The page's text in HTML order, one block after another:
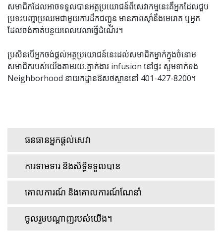
សមាជិកដែលអាចទទួលបានអត្ថប្រយោជន៍ពីសេវាកម្មនេះគឺអ្នកដែលជួប
ប្រទះបញ្ហាប្រឈមជាមួយការដឹកជញ្ជូន មានភាពស៊ាំនឹងមេរោគ ឬអ្នក
ដែលចង់កាត់បន្ថយពេលវេលាធ្វើដំណើរ។
ប្រសិនបើអ្នកចង់ផ្តល់អត្ថប្រយោជន៍នេះដល់សមាជិកម្នាក់ក្នុងចំនោម
សមាជិករបស់យើងតាមរយៈភ្នាក់ងារ infusion នៅផ្ទះ សូមទាក់ទង
Neighborhood នាយកដ្ឋានឱសថស្ថាននៅ 401-427-8200។
ធនធានអ្នកផ្តល់សេវា
ការទាមទារ និងសិទ្ធិទទួលបាន
គោលការណ៍ និងគោលការណ៍ណែនាំ
ចូលរួមបណ្តាញរបស់យើង។